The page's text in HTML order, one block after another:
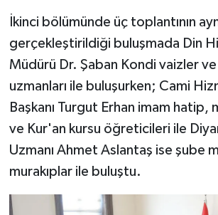
İkinci bölümünde üç toplantının
gerçekleştirildiği buluşmada Din
Müdürü Dr. Şaban Kondi vaizler
uzmanları ile buluşurken; Cami
Başkanı Turgut Erhan imam hatip,
ve Kur'an kursu öğreticileri ile
Uzmanı Ahmet Aslantaş ise şube
murakıplar ile buluştu.
Çorum Müftülüğü
Diyarbakır Müftülüğü
Düzce Müftülüğü
Biyografiler
İhtida Haberleri
YAŞAM